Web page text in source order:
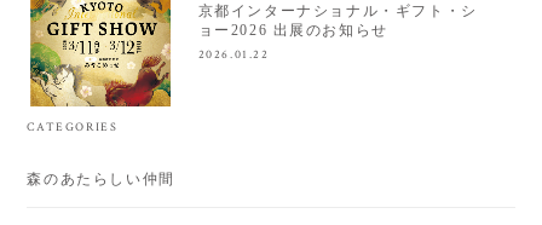
京都インターナショナル・ギフト・シ
ョー2026 出展のお知らせ
2026.01.22
CATEGORIES
森のあたらしい仲間